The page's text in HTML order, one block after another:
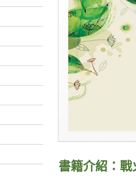
書籍介紹：戰